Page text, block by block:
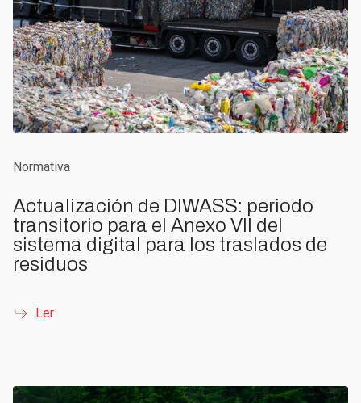
Normativa
Actualización de DIWASS: periodo
transitorio para el Anexo VII del
sistema digital para los traslados de
residuos
Ler